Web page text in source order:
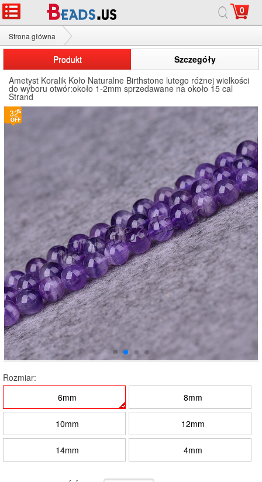
0
Strona główna
Naturalnych Koraliki ametyst
Produkt
Szczegóły
Ametyst Koralik Koło Naturalne Birthstone lutego różnej wielkości
do wyboru otwór:około 1-2mm sprzedawane na około 15 cal
Strand
32
Rozmiar:
6mm
8mm
10mm 12mm
14mm 4mm